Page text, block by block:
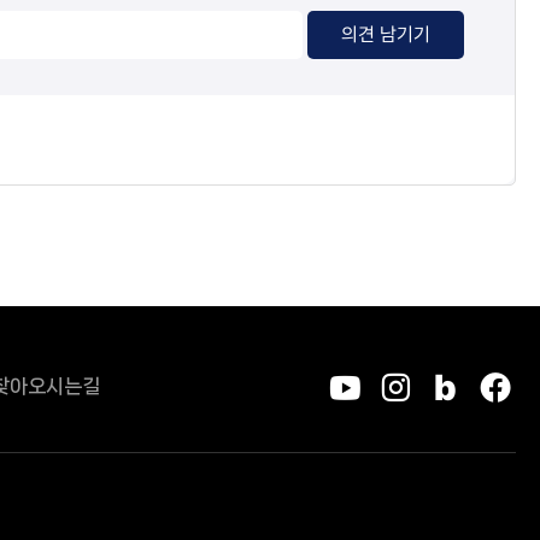
의견 남기기
아오시는길
유튜브인스타그
블로그
페